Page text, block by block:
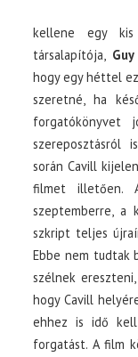
kellene egy kis
társalapítója,
hogy egy héttel
szeretné, ha
forgatókönyvet
szereposztásról
során Cavill
filmet illetően.
szeptemberre, a
szkript teljes
Ebbe nem tudtak
szélnek
hogy Cavill
ehhez is idő
forgatást. A film